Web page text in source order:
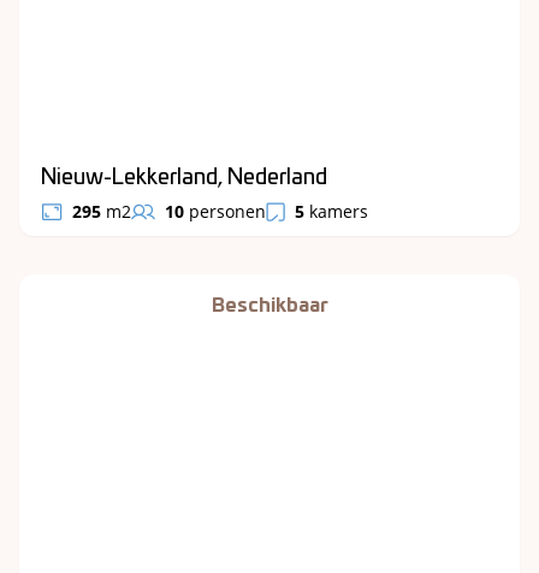
Nieuw-Lekkerland, Nederland
295 m2 10 personen 5 kamers
Beschikbaar